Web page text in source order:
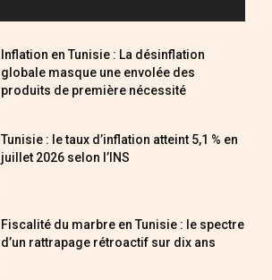
Inflation en Tunisie : La désinflation
globale masque une envolée des
produits de première nécessité
Tunisie : le taux d’inflation atteint 5,1 % en
juillet 2026 selon l’INS
Fiscalité du marbre en Tunisie : le spectre
d’un rattrapage rétroactif sur dix ans